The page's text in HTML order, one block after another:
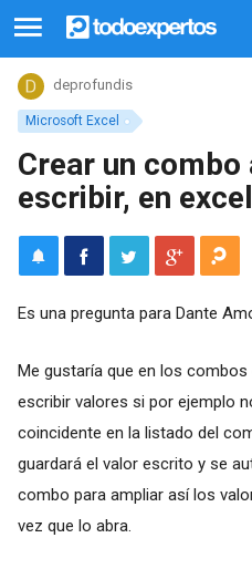
Microsoft Excel
deprofundis
Crear un
escribir, en excel
Es una pregunta para Dante
Me gustaría que en los
escribir valores si por ejemplo
coincidente en la listado del
guardará el valor escrito y se
combo para ampliar así los
vez que lo abra.